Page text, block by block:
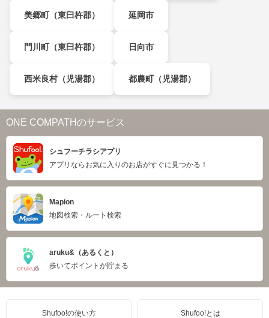
美郷町（東臼杵郡） 延岡市
門川町（東臼杵郡） 日向市
西米良村（児湯郡） 都農町（児湯郡）
ONE COMPATHのサービス
シュフーチラシアプリ
アプリならお気に入りのお店がすぐに見つかる！
Mapion
地図検索・ルート検索
aruku&（あるくと）
歩いてポイントが貯まる
Shufoo!の使い方 Shufoo!とは